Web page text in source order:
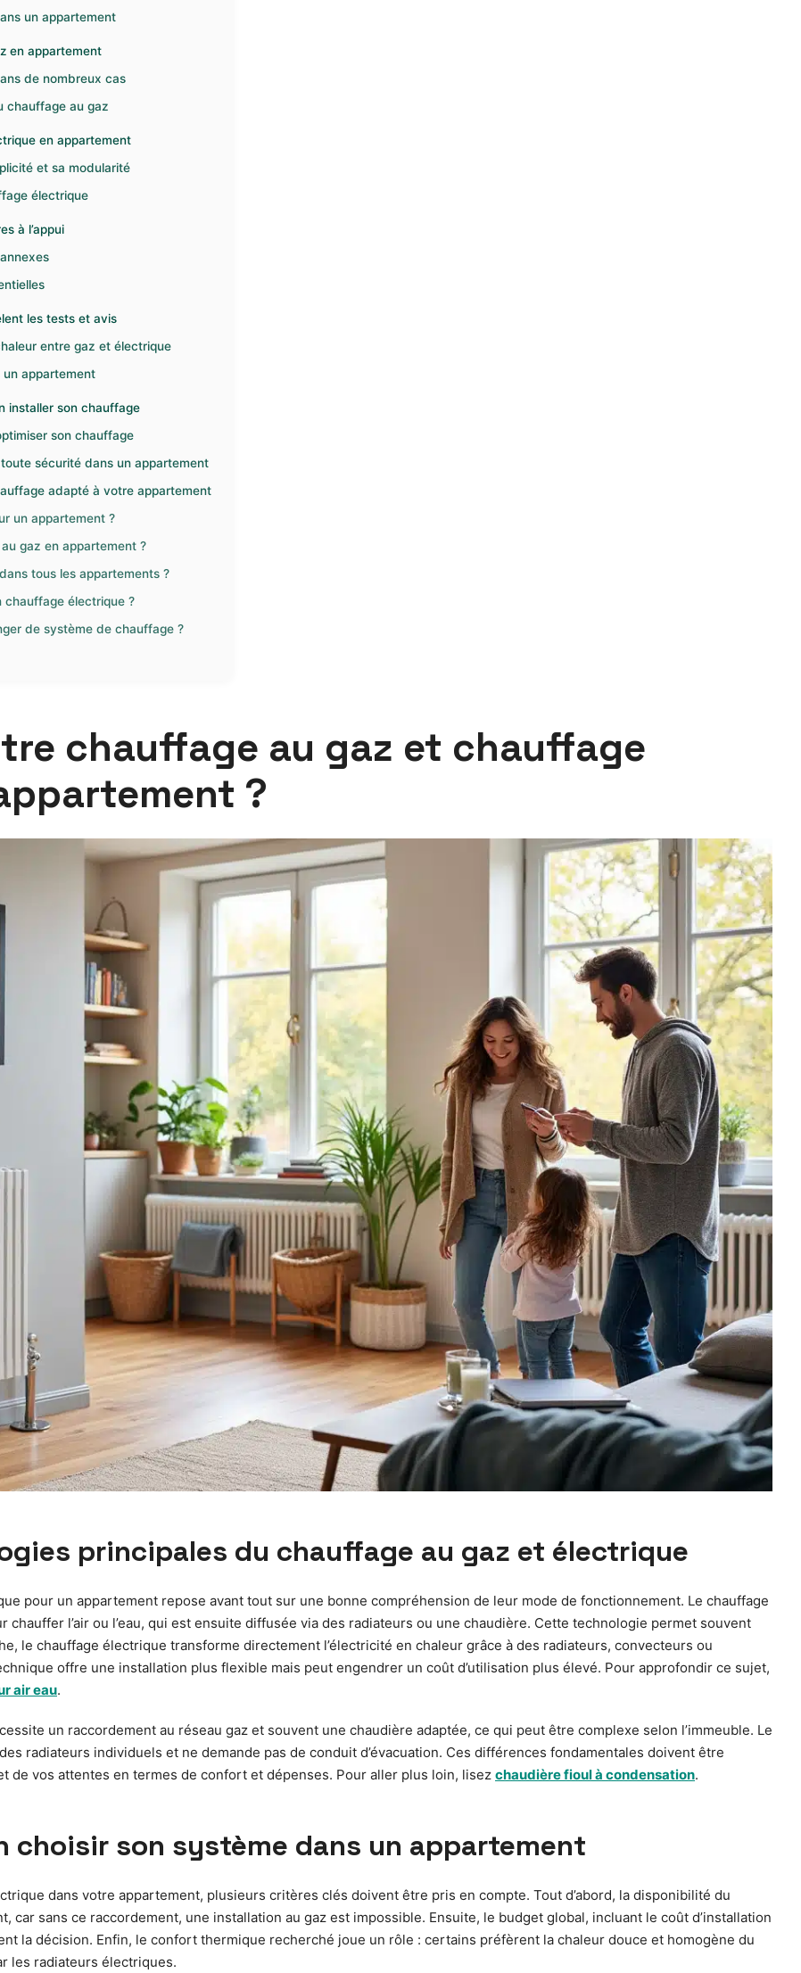
un appartement
en appartement
de nombreux cas
chauffage au gaz
en appartement
et sa modularité
électrique
à l’appui
les tests et avis
entre gaz et électrique
un appartement
installer son chauffage
son chauffage
sécurité dans un appartement
adapté à votre appartement
un appartement ?
gaz en appartement ?
tous les appartements ?
chauffage électrique ?
de système de chauffage ?
chauffage au gaz et chauffage
?
principales du chauffage au gaz et électrique
pour un appartement repose avant tout sur une bonne compréhension de leur mode de fonctionnement. Le chauffage
l’air ou l’eau, qui est ensuite diffusée via des radiateurs ou une chaudière. Cette technologie permet souvent
le chauffage électrique transforme directement l’électricité en chaleur grâce à des radiateurs, convecteurs ou
offre une installation plus flexible mais peut engendrer un coût d’utilisation plus élevé. Pour approfondir ce sujet,
air eau.
un raccordement au réseau gaz et souvent une chaudière adaptée, ce qui peut être complexe selon l’immeuble. Le
radiateurs individuels et ne demande pas de conduit d’évacuation. Ces différences fondamentales doivent être
de vos attentes en termes de confort et dépenses. Pour aller plus loin, lisez chaudière fioul à condensation.
choisir son système dans un appartement
dans votre appartement, plusieurs critères clés doivent être pris en compte. Tout d’abord, la disponibilité du
car sans ce raccordement, une installation au gaz est impossible. Ensuite, le budget global, incluant le coût d’installation
la décision. Enfin, le confort thermique recherché joue un rôle : certains préfèrent la chaleur douce et homogène du
les radiateurs électriques.